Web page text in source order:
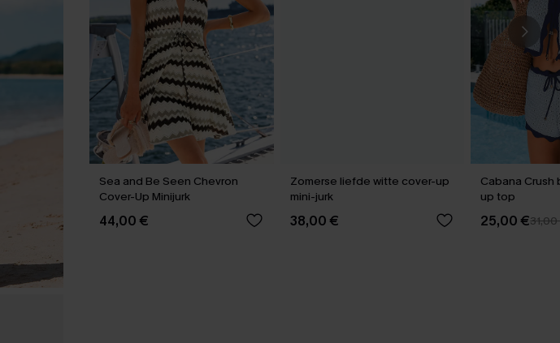
Sea and Be Seen Chevron
Cover-Up Minijurk
44,00 €
Zomerse liefde witte cover-up
mini-jurk
38,00 €
Cabana
up top
25,00 €